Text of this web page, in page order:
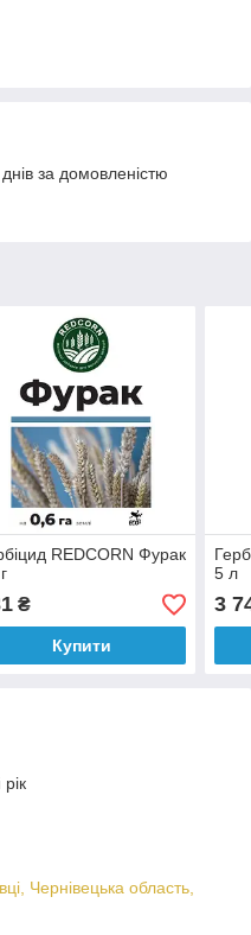
за домовленістю
REDCORN Фурак
₴
Купити
5 л
3
Чернівецька область,